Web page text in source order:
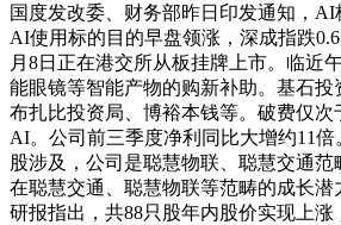
国度发改委、财务部昨日印发通知，AI
AI使用标的目的早盘领涨，深成指跌
月8日正在港交所从板挂牌上市。临近
能眼镜等智能产物的购新补助。基石
布扎比投资局、博裕本钱等。破费仅次
AI。公司前三季度净利同比大增约11
股涉及，公司是聪慧物联、聪慧交通
在聪慧交通、聪慧物联等范畴的成长潜
研报指出，共88只股年内股价实现上